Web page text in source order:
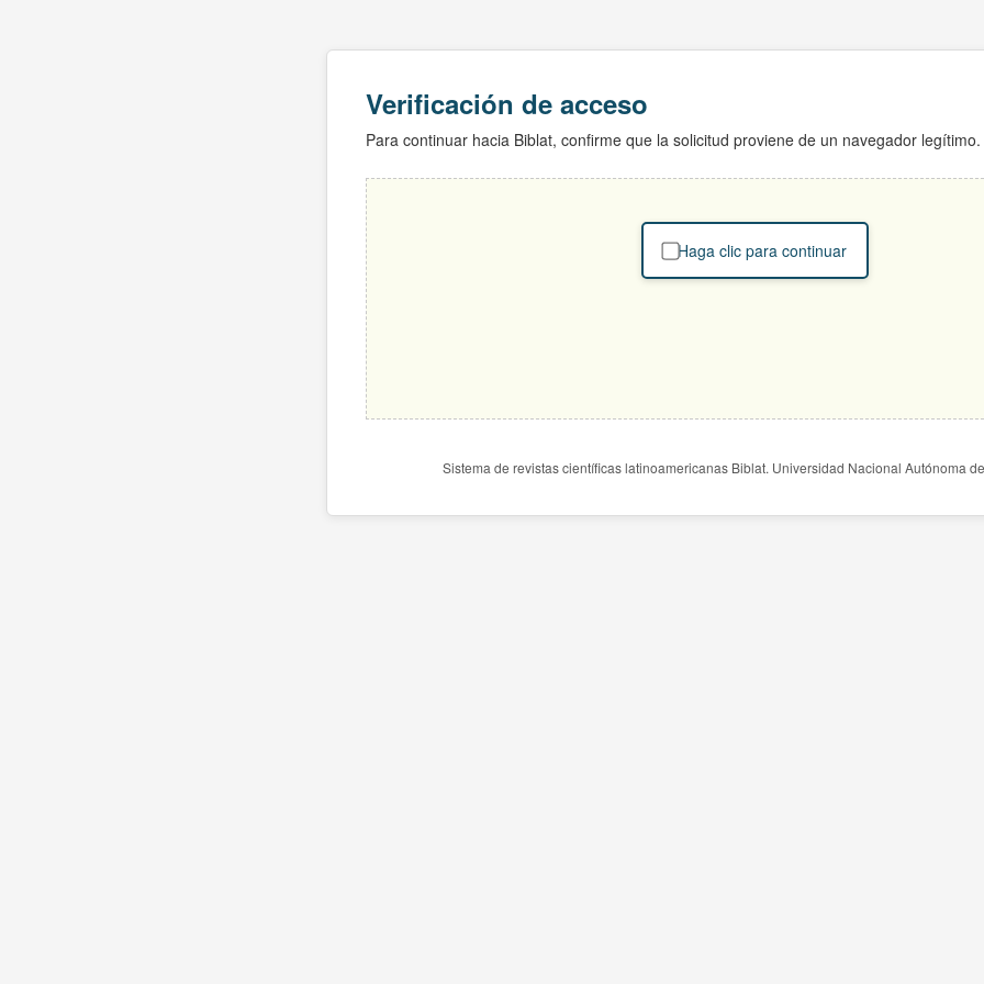
Verificación de acceso
Para continuar hacia Biblat, confirme que la solicitud proviene de un navegador legítimo.
Haga clic para continuar
Sistema de revistas científicas latinoamericanas Biblat. Universidad Nacional Autónoma